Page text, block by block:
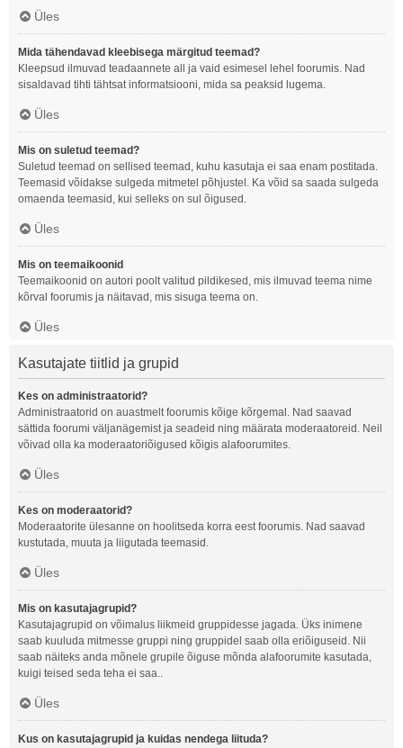
Üles
Mida tähendavad kleebisega märgitud teemad?
Kleepsud ilmuvad teadaannete all ja vaid esimesel lehel foorumis. Nad
sisaldavad tihti tähtsat informatsiooni, mida sa peaksid lugema.
Üles
Mis on suletud teemad?
Suletud teemad on sellised teemad, kuhu kasutaja ei saa enam postitada.
Teemasid võidakse sulgeda mitmetel põhjustel. Ka võid sa saada sulgeda
omaenda teemasid, kui selleks on sul õigused.
Üles
Mis on teemaikoonid
Teemaikoonid on autori poolt valitud pildikesed, mis ilmuvad teema nime
kõrval foorumis ja näitavad, mis sisuga teema on.
Üles
Kasutajate tiitlid ja grupid
Kes on administraatorid?
Administraatorid on auastmelt foorumis kõige kõrgemal. Nad saavad
sättida foorumi väljanägemist ja seadeid ning määrata moderaatoreid. Neil
võivad olla ka moderaatoriõigused kõigis alafoorumites.
Üles
Kes on moderaatorid?
Moderaatorite ülesanne on hoolitseda korra eest foorumis. Nad saavad
kustutada, muuta ja liigutada teemasid.
Üles
Mis on kasutajagrupid?
Kasutajagrupid on võimalus liikmeid gruppidesse jagada. Üks inimene
saab kuuluda mitmesse gruppi ning gruppidel saab olla eriõiguseid. Nii
saab näiteks anda mõnele grupile õiguse mõnda alafoorumite kasutada,
kuigi teised seda teha ei saa..
Üles
Kus on kasutajagrupid ja kuidas nendega liituda?